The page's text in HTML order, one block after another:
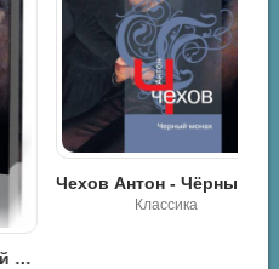
Чехов Антон - Чёрный монах
Классика